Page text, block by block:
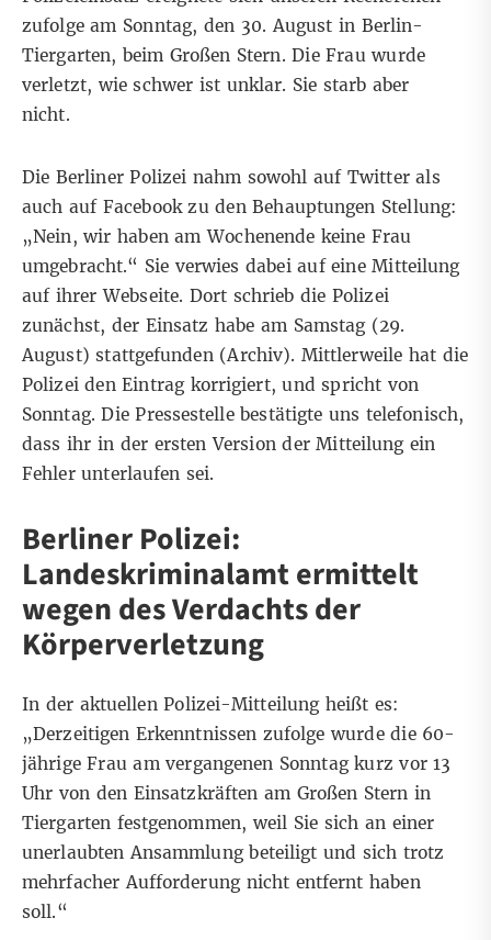
zufolge am Sonntag, den 30. August in Berlin-
Tiergarten, beim Großen Stern. Die Frau wurde
verletzt, wie schwer ist unklar. Sie starb aber
nicht.
Die Berliner Polizei nahm sowohl aufTwitterals
auch auf Facebookzu den Behauptungen Stellung:
„Nein, wir haben am Wochenende keine Frau
umgebracht.“ Sie verwies dabei auf eineMitteilung
auf ihrer Webseite. Dort schrieb die Polizei
zunächst, der Einsatz habe am Samstag (29.
August) stattgefunden (Archiv). Mittlerweile hat die
Polizei den Eintrag korrigiert, und spricht von
Sonntag. Die Pressestelle bestätigte uns telefonisch,
dass ihr in der ersten Version der Mitteilung ein
Fehler unterlaufen sei.
Berliner Polizei:
Landeskriminalamt ermittelt
wegen des Verdachts der
Körperverletzung
In der aktuellen Polizei-Mitteilung heißt es:
„Derzeitigen Erkenntnissen zufolge wurde die 60-
jährige Frau am vergangenen Sonntag kurz vor 13
Uhr von den Einsatzkräften am Großen Stern in
Tiergarten festgenommen, weil Sie sich an einer
unerlaubten Ansammlung beteiligt und sich trotz
mehrfacher Aufforderung nicht entfernt haben
soll.“